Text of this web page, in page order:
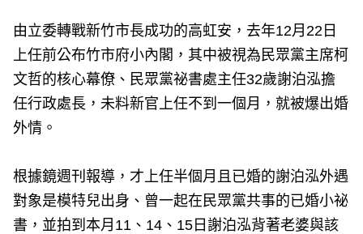
由立委轉戰新竹市長成功的高虹安，去年12月22日
上任前公布竹市府小內閣，其中被視為民眾黨主席柯
文哲的核心幕僚、民眾黨祕書處主任32歲謝泊泓擔
任行政處長，未料新官上任不到一個月，就被爆出婚
外情。
根據鏡週刊報導，才上任半個月且已婚的謝泊泓外遇
對象是模特兒出身、曾一起在民眾黨共事的已婚小祕
書，並拍到本月11、14、15日謝泊泓背著老婆與該